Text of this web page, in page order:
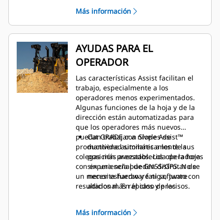
explanación.
neumática tiene múltiples ajustes
para lograr una comodidad
personalizada.
La calefacción y el enfriamiento
distribuidos de la cabina hacen
circular el aire de manera más
eficaz alrededor del operador y
ayudan a reducir la escarcha y el
empañamiento de las ventanas.
Más espacios de almacenamiento
en toda la cabina.
Una variedad de opciones en la
cabina aumentan la seguridad y la
comodidad:
Más información
AYUDAS PARA EL
OPERADOR
Las características Assist facilitan el
trabajo, especialmente a los
operadores menos experimentados.
Algunas funciones de la hoja y de la
dirección están automatizadas para
que los operadores más nuevos
puedan trabajar a niveles de
productividad similares a los de sus
colegas más avezados. Los operadores
con experiencia pueden disfrutar de
un menor esfuerzo y fatiga, junto con
resultados más rápidos y precisos.
Cat GRADE con Slope Assist™
mantiene automáticamente la
posición preestablecida de la hoja
sin una señal de GNSS/GPS. No se
necesita hardware ni software
adicional. En el caso de las
automatización completa de 3D a
Más información